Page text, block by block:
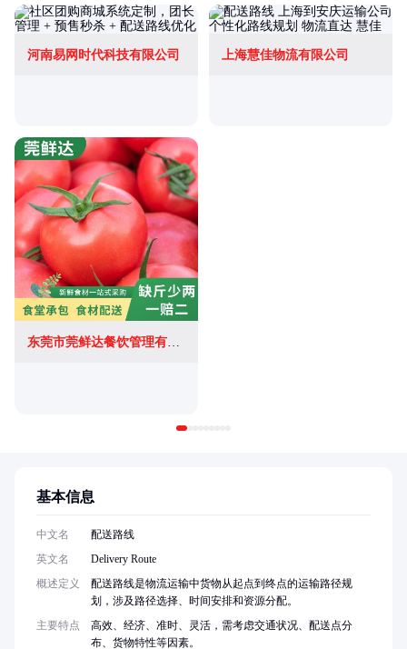
河南易网时代科技有限公司 上海慧佳物流有限公司
东莞市莞鲜达餐饮管理有限公司
基本信息
中文名
配送路线
英文名
Delivery Route
概述定义
配送路线是物流运输中货物从起点到终点的运输路径规
划，涉及路径选择、时间安排和资源分配。
主要特点
高效、经济、准时、灵活，需考虑交通状况、配送点分
布、货物特性等因素。